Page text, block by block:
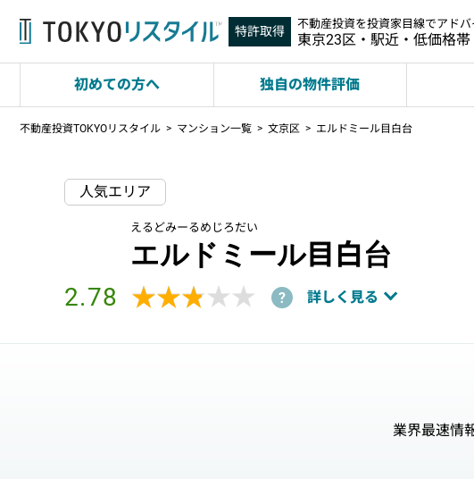
特許取得 不動産投資を投資家目線でアドバ
東京23区・駅近・低価格帯
初めての方へ 独自の物件評価
不動産投資TOKYOリスタイル マンション一覧 文京区 エルドミール目白台
人気エリア
えるどみーるめじろだい
エルドミール目白台
2.78 ★★★★★
★★★★★ ? 詳しく見る
業界最速情